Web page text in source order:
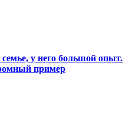
у него большой опыт.
пример